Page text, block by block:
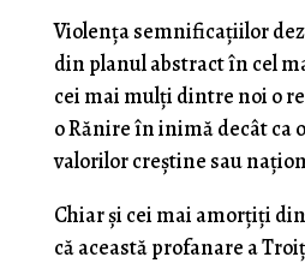
Violenţa semnificaţiilor
din planul abstract în cel
cei mai mulţi dintre noi o
o Rănire în inimă decât ca
valorilor creştine sau
Chiar şi cei mai amorţiţi
că această profanare a